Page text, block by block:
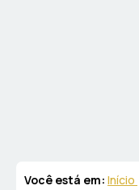
Você está em: Início